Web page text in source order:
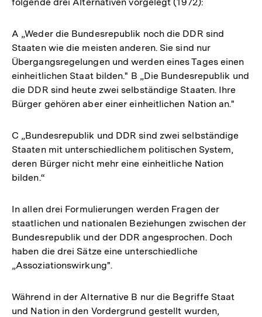
A „Weder die Bundesrepublik noch die DDR sind
Staaten wie die meisten anderen. Sie sind nur
Übergangsregelungen und werden eines Tages einen
einheitlichen Staat bilden." B „Die Bundesrepublik und
die DDR sind heute zwei selbständige Staaten. Ihre
Bürger gehören aber einer einheitlichen Nation an."
C „Bundesrepublik und DDR sind zwei selbständige
Staaten mit unterschiedlichem politischen System,
deren Bürger nicht mehr eine einheitliche Nation
bilden.“
In allen drei Formulierungen werden Fragen der
staatlichen und nationalen Beziehungen zwischen der
Bundesrepublik und der DDR angesprochen. Doch
haben die drei Sätze eine unterschiedliche
„Assoziationswirkung".
Während in der Alternative B nur die Begriffe Staat
und Nation in den Vordergrund gestellt wurden,